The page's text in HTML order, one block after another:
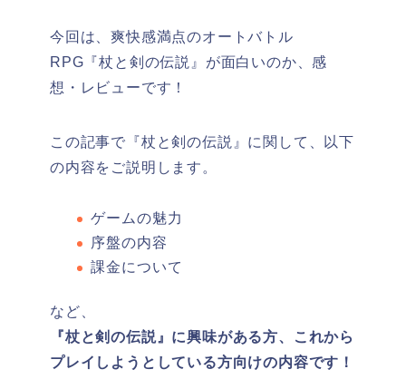
今回は、爽快感満点のオートバトル
RPG『杖と剣の伝説』が面白いのか、感
想・レビューです！
この記事で『杖と剣の伝説』に関して、以下
の内容をご説明します。
ゲームの魅力
序盤の内容
課金について
など、
『杖と剣の伝説』に興味がある方、これから
プレイしようとしている方向けの内容です！